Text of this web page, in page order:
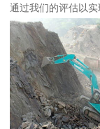
通过我们的评估以实